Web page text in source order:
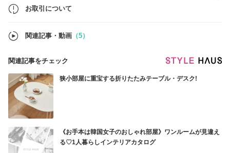
「あんしんプラス」に未加入の場合は、BUYMAおよび当店でも補償対
応ができかねる場合がございますので、あらかじめご了承ください。
お取引について
関連記事・動画 （5）
関連記事をチェック
狭小部屋に重宝する折りたたみテーブル・デスク!
《お手本は韓国女子のおしゃれ部屋》ワンルームが見違え
る♡1人暮らしインテリアカタログ